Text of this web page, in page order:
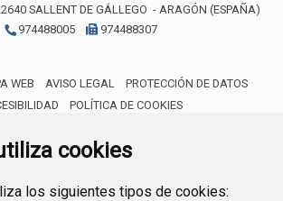
cookies
los siguientes tipos de cookies:
SALLENT DE GÁLLEGO - ARAGÓN (ESPAÑA)
974488005
974488307
WEB AVISO LEGAL
PROTECCIÓN DE DATOS
POLÍTICA DE COOKIES